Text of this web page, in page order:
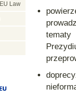
Law